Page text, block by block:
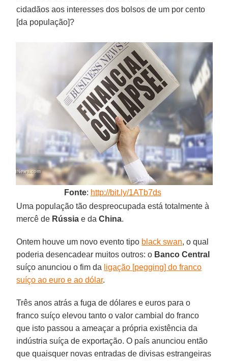
cidadãos aos interesses dos bolsos de um por cento
[da população]?
Fonte: http://bit.ly/1ATb7ds
Uma população tão despreocupada está totalmente à
mercê de Rússia e daChina.
Ontem houve um novo evento tipo black swan, o qual
poderia desencadear muitos outros: o Banco Central
suíço anunciou o fim da ligação [pegging] do franco
suíço ao euro e ao dólar.
Três anos atrás a fuga de dólares e euros para o
franco suíço elevou tanto o valor cambial do franco
que isto passou a ameaçar a própria existência da
indústria suíça de exportação. O país anunciou então
que quaisquer novas entradas de divisas estrangeiras